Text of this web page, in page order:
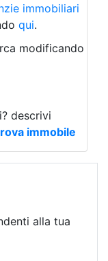
immobiliari
qui.
modificando
descrivi
immobile
alla tua